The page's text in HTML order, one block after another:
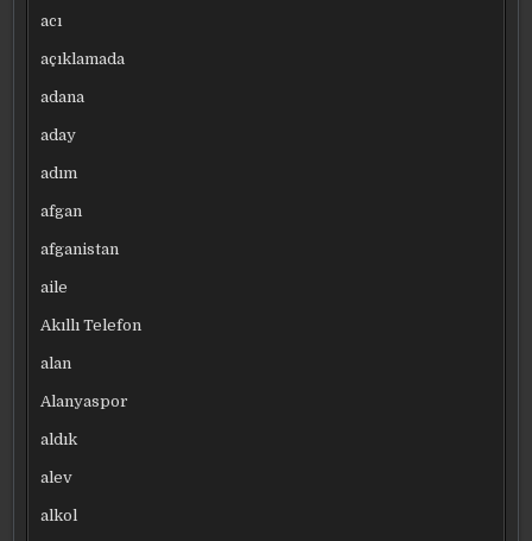
acı
açıklamada
adana
aday
adım
afgan
afganistan
aile
Akıllı Telefon
alan
Alanyaspor
aldık
alev
alkol